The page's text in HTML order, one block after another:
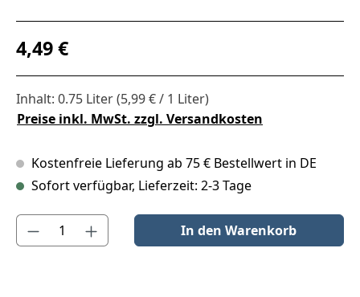
Regulärer Preis:
4,49 €
Inhalt: 0.75 Liter(5,99 € / 1 Liter)
Preise inkl. MwSt. zzgl. Versandkosten
Kostenfreie Lieferung ab 75 € Bestellwert in DE
Sofort verfügbar, Lieferzeit: 2-3 Tage
Produkt Anzahl: Gib den gewünschten Wert ein oder benutze
In den Warenkorb